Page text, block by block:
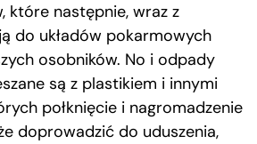
które następnie, wraz z
do układów pokarmowych
osobników. No i odpady
są z plastikiem i innymi
połknięcie i nagromadzenie
doprowadzić do uduszenia,